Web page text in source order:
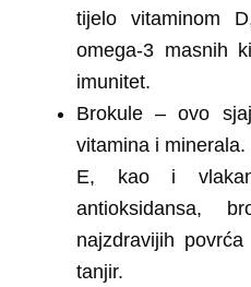
tijelo vitaminom
omega-3 masnih
imunitet.
Brokule– ovo
vitamina i
E, kao i
antioksidansa,
najzdravijih
tanjir.